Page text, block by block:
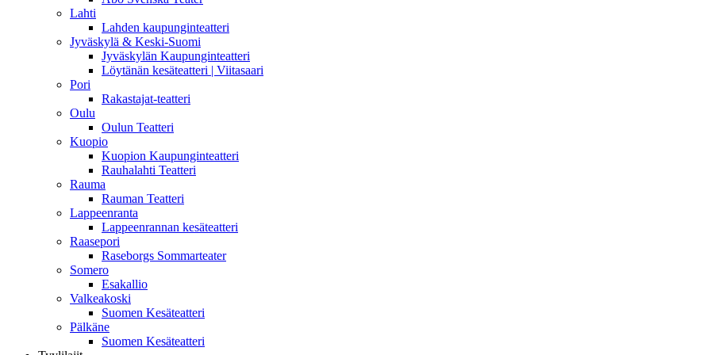
Lahti
Lahden kaupunginteatteri
Jyväskylä & Keski-Suomi
Jyväskylän Kaupunginteatteri
Löytänän kesäteatteri | Viitasaari
Pori
Rakastajat-teatteri
Oulu
Oulun Teatteri
Kuopio
Kuopion Kaupunginteatteri
Rauhalahti Teatteri
Rauma
Rauman Teatteri
Lappeenranta
Lappeenrannan kesäteatteri
Raasepori
Raseborgs Sommarteater
Somero
Esakallio
Valkeakoski
Suomen Kesäteatteri
Pälkäne
Suomen Kesäteatteri